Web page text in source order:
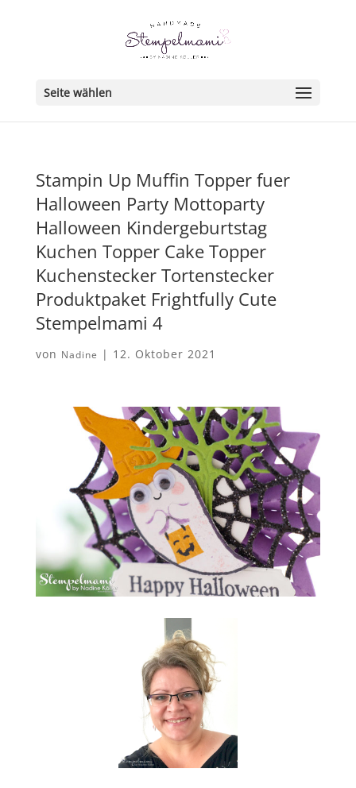
Seite wählen
Stampin Up Muffin Topper fuer
Halloween Party Mottoparty
Halloween Kindergeburtstag
Kuchen Topper Cake Topper
Kuchenstecker Tortenstecker
Produktpaket Frightfully Cute
Stempelmami 4
von Nadine | 12. Oktober 2021